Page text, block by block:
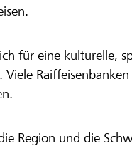
für eine kulturelle,
Viele
Region und die